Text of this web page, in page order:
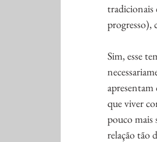
tradicionais
progresso),
Sim, esse
que viver
pouco mais
relação tão